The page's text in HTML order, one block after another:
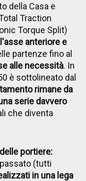
della Casa e
Traction
Torque Split)
anteriore e
partenze fino al
alle necessità. In
è sottolineato dal
rimane da
serie davvero
che diventa
portiere:
(tutti
in una lega